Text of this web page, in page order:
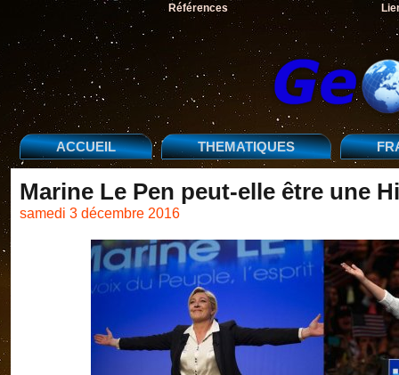
Références
ACCUEIL THEMATIQUES
Marine Le Pen peut-elle être une
samedi 3 décembre 2016